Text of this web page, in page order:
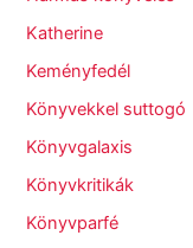
Katherine
Keményfedél
Könyvekkel suttogó
Könyvgalaxis
Könyvkritikák
Könyvparfé